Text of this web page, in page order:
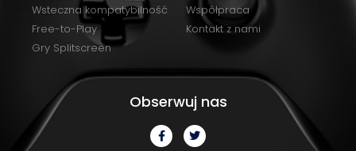
Wsteczna kompatybilność
Free-to-Play
Gry Splitscreen
Współpraca
Kontakt z nami
Obserwuj nas